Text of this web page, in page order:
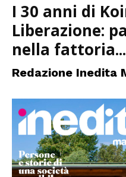
I 30 anni di
Liberazione:
nella fattoria...
Redazione Inedita